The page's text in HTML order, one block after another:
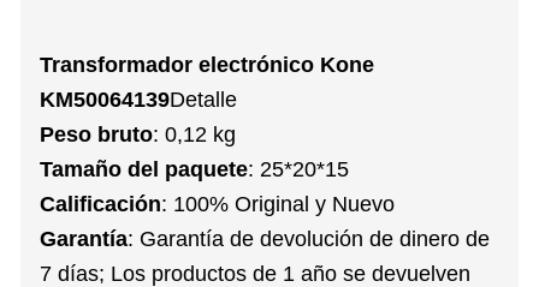
Transformador electrónico Kone
KM50064139Detalle
Peso bruto: 0,12 kg
Tamaño del paquete: 25*20*15
Calificación: 100% Original y Nuevo
Garantía: Garantía de devolución de dinero de
7 días; Los productos de 1 año se devuelven